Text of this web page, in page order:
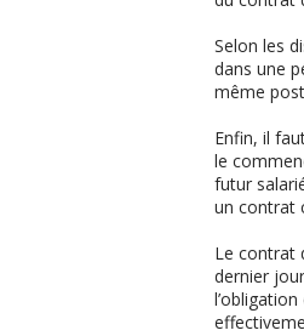
Selon les
dans une
même
Enfin, il
le
futur
un contrat
Le contrat
dernier